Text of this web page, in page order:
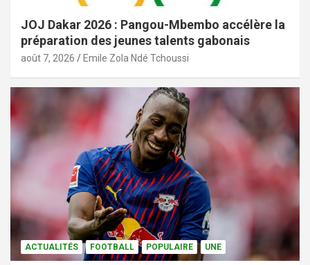
JOJ Dakar 2026 : Pangou-Mbembo accélère la
préparation des jeunes talents gabonais
août 7, 2026 Emile Zola Ndé Tchoussi
ACTUALITÉS FOOTBALL POPULAIRE UNE